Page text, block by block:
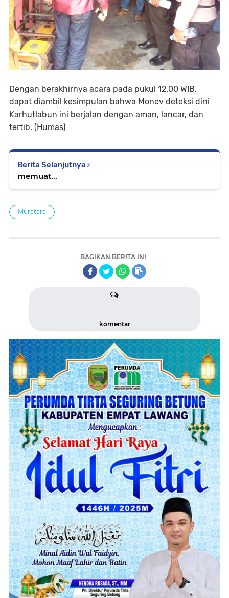
Dengan berakhirnya acara pada pukul 12.00 WIB,
dapat diambil kesimpulan bahwa Monev deteksi dini
Karhutlabun ini berjalan dengan aman, lancar, dan
tertib. (Humas)
Berita Selanjutnya
memuat...
Muratara
BAGIKAN BERITA INI
komentar